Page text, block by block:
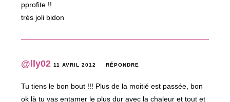
pprofite !!
très joli bidon
@lly02 11 AVRIL 2012 RÉPONDRE
Tu tiens le bon bout !!! Plus de la moitié est passée, bon
ok là tu vas entamer le plus dur avec la chaleur et tout et